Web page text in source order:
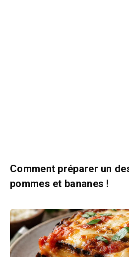
Comment préparer un
pommes et bananes !